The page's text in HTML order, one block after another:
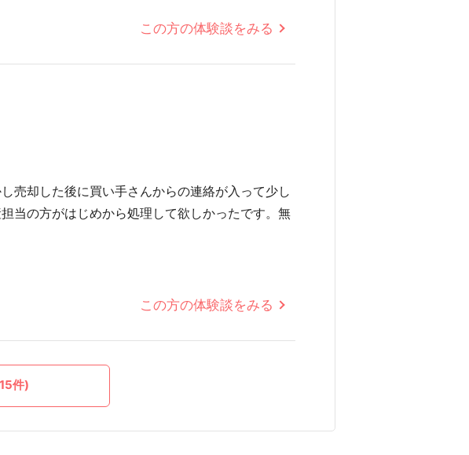
この方の体験談をみる
売却した後に買い手さんからの連絡が入って少し
当の方がはじめから処理して欲しかったです。無
この方の体験談をみる
件)